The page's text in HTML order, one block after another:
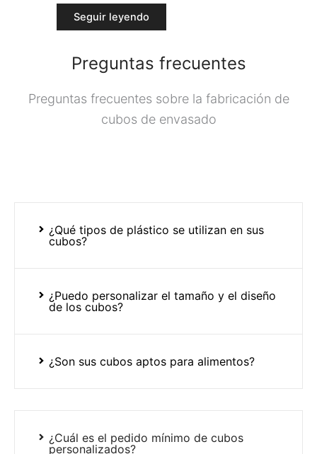
Seguir leyendo
Preguntas frecuentes
Preguntas frecuentes sobre la fabricación de
cubos de envasado
¿Qué tipos de plástico se utilizan en sus
cubos?
¿Puedo personalizar el tamaño y el diseño
de los cubos?
¿Son sus cubos aptos para alimentos?
¿Cuál es el pedido mínimo de cubos
personalizados?